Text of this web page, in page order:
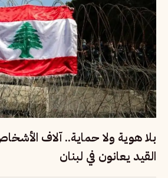
بلا هوية ولا حماية.. آلاف
القيد يعانون في لبنان